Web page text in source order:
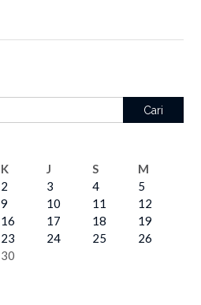
Cari
K J S
M
2 3 4
5
9 10 11
12
16 17 18
19
23 24 25
26
30